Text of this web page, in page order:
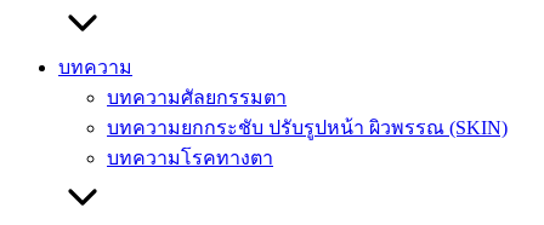
บทความ
บทความศัลยกรรมตา
บทความยกกระชับ ปรับรูปหน้า ผิวพรรณ (SKIN)
บทความโรคทางตา